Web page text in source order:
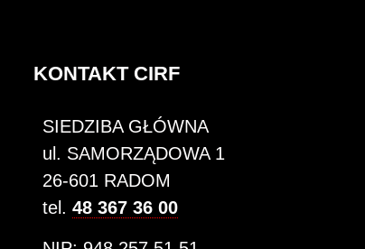
KONTAKT CIRF
SIEDZIBA GŁÓWNA
ul. SAMORZĄDOWA 1
26-601 RADOM
tel. 48 367 36 00